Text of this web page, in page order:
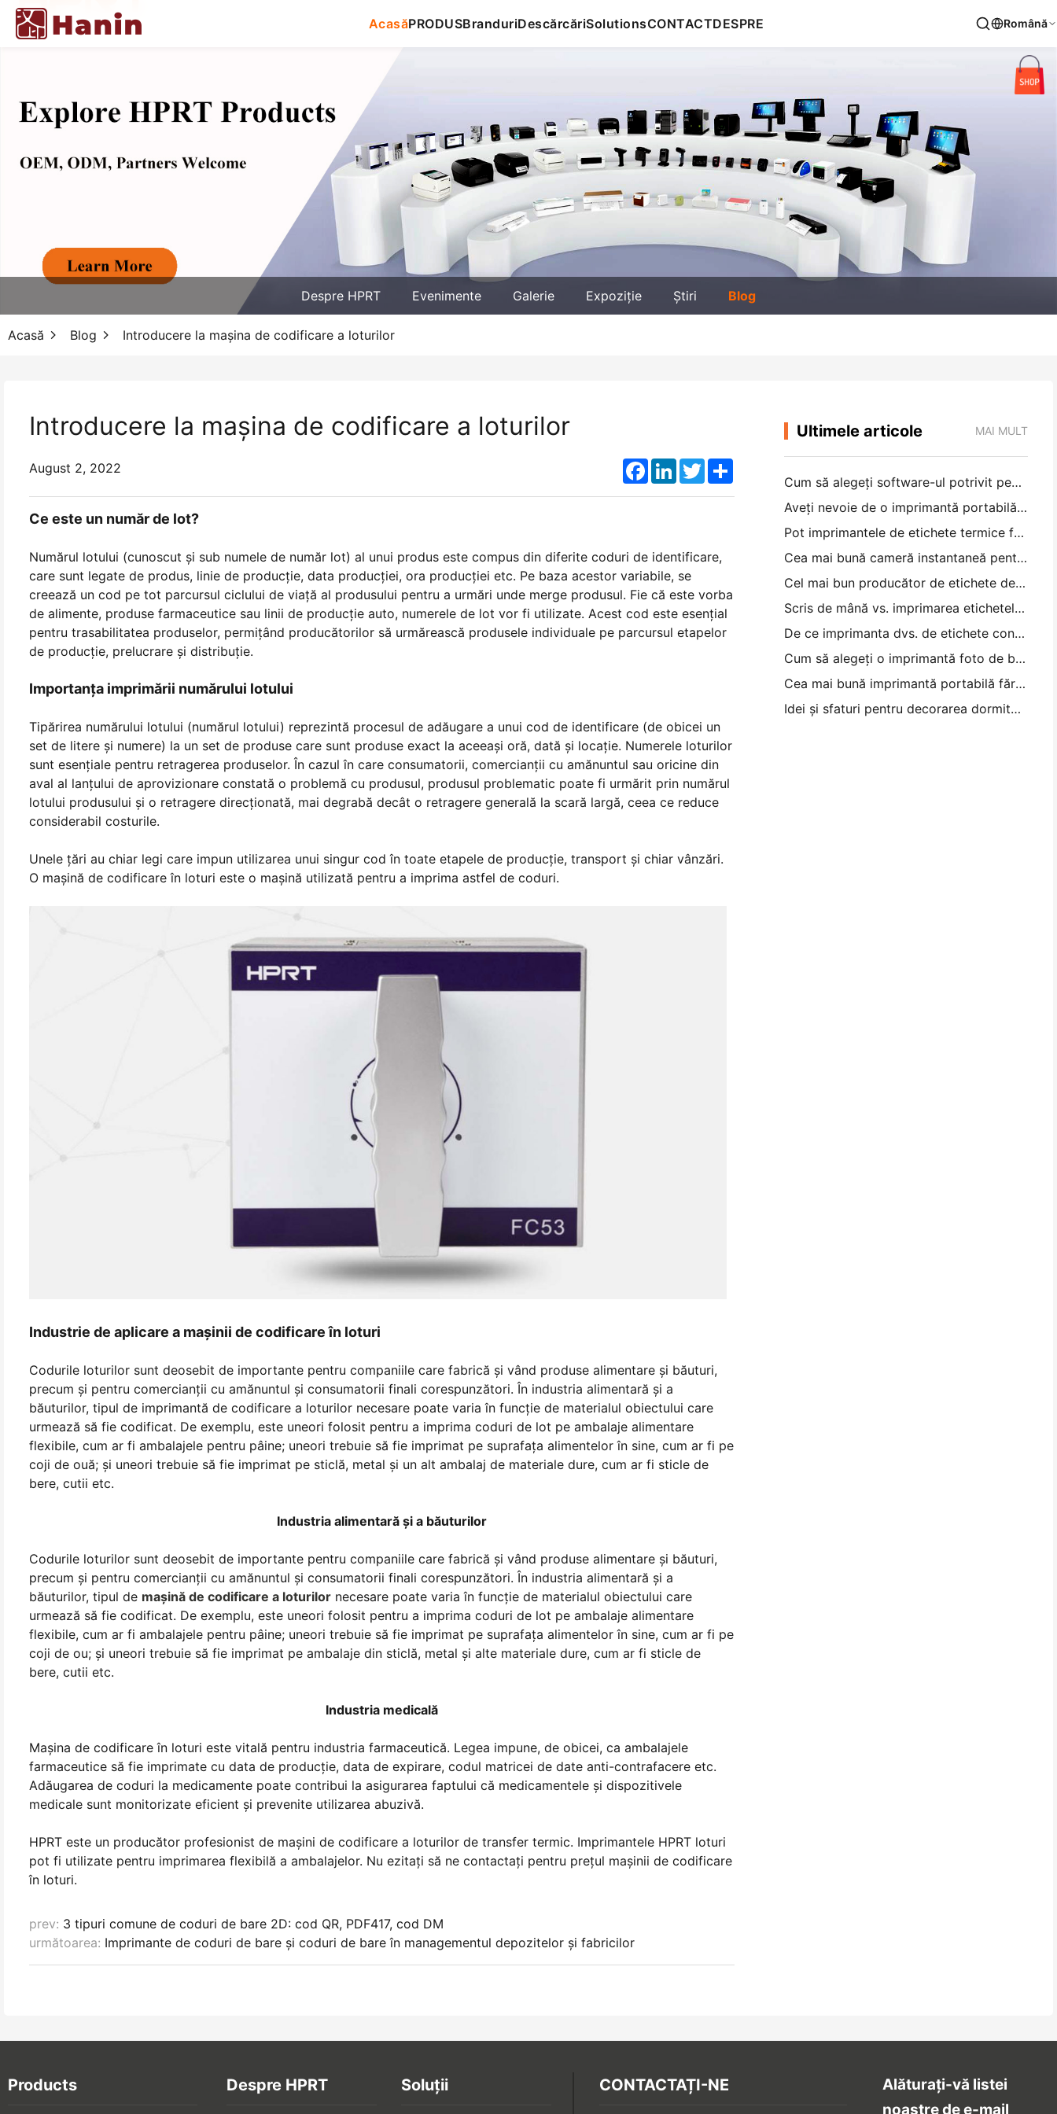
AcasăPRODUSBranduriDescărcăriSolutionsCONTACTDESPRE Română
Despre HPRT Evenimente Galerie Expoziţie Știri Blog
Acasă Blog Introducere la mașina de codificare a loturilor
Introducere la mașina de codificare a loturilor
August 2, 2022 Facebook
LinkedInTwitterShare
Ce este un număr de lot?
Numărul lotului (cunoscut și sub numele de număr lot) al unui produs este compus din diferite coduri de identificare,
care sunt legate de produs, linie de producție, data producției, ora producției etc. Pe baza acestor variabile, se
creează un cod pe tot parcursul ciclului de viață al produsului pentru a urmări unde merge produsul. Fie că este vorba
de alimente, produse farmaceutice sau linii de producție auto, numerele de lot vor fi utilizate. Acest cod este esențial
pentru trasabilitatea produselor, permițând producătorilor să urmărească produsele individuale pe parcursul etapelor
de producție, prelucrare și distribuție.
Importanţa imprimării numărului lotului
Tipărirea numărului lotului (numărul lotului) reprezintă procesul de adăugare a unui cod de identificare (de obicei un
set de litere și numere) la un set de produse care sunt produse exact la aceeași oră, dată și locație. Numerele loturilor
sunt esențiale pentru retragerea produselor. În cazul în care consumatorii, comercianții cu amănuntul sau oricine din
aval al lanțului de aprovizionare constată o problemă cu produsul, produsul problematic poate fi urmărit prin numărul
lotului produsului și o retragere direcționată, mai degrabă decât o retragere generală la scară largă, ceea ce reduce
considerabil costurile.
Unele țări au chiar legi care impun utilizarea unui singur cod în toate etapele de producție, transport și chiar vânzări.
O mașină de codificare în loturi este o mașină utilizată pentru a imprima astfel de coduri.
Industrie de aplicare a mașinii de codificare în loturi
Codurile loturilor sunt deosebit de importante pentru companiile care fabrică și vând produse alimentare și băuturi,
precum și pentru comercianții cu amănuntul și consumatorii finali corespunzători. În industria alimentară și a
băuturilor, tipul de imprimantă de codificare a loturilor necesare poate varia în funcție de materialul obiectului care
urmează să fie codificat. De exemplu, este uneori folosit pentru a imprima coduri de lot pe ambalaje alimentare
flexibile, cum ar fi ambalajele pentru pâine; uneori trebuie să fie imprimat pe suprafața alimentelor în sine, cum ar fi pe
coji de ouă; și uneori trebuie să fie imprimat pe sticlă, metal și un alt ambalaj de materiale dure, cum ar fi sticle de
bere, cutii etc.
Industria alimentară și a băuturilor
Codurile loturilor sunt deosebit de importante pentru companiile care fabrică și vând produse alimentare și băuturi,
precum și pentru comercianții cu amănuntul și consumatorii finali corespunzători. În industria alimentară și a
băuturilor, tipul de mașină de codificare a loturilor necesare poate varia în funcție de materialul obiectului care
urmează să fie codificat. De exemplu, este uneori folosit pentru a imprima coduri de lot pe ambalaje alimentare
flexibile, cum ar fi ambalajele pentru pâine; uneori trebuie să fie imprimat pe suprafața alimentelor în sine, cum ar fi pe
coji de ou; și uneori trebuie să fie imprimat pe ambalaje din sticlă, metal și alte materiale dure, cum ar fi sticle de
bere, cutii etc.
Industria medicală
Mașina de codificare în loturi este vitală pentru industria farmaceutică. Legea impune, de obicei, ca ambalajele
farmaceutice să fie imprimate cu data de producție, data de expirare, codul matricei de date anti-contrafacere etc.
Adăugarea de coduri la medicamente poate contribui la asigurarea faptului că medicamentele și dispozitivele
medicale sunt monitorizate eficient și prevenite utilizarea abuzivă.
HPRT este un producător profesionist de mașini de codificare a loturilor de transfer termic. Imprimantele HPRT loturi
pot fi utilizate pentru imprimarea flexibilă a ambalajelor. Nu ezitați să ne contactați pentru prețul mașinii de codificare
în loturi.
prev: 3 tipuri comune de coduri de bare 2D: cod QR, PDF417, cod DM
următoarea: Imprimante de coduri de bare și coduri de bare în managementul depozitelor și fabricilor
Ultimele articole MAI MULT
Cum să alegeți software-ul potrivit pentru restaurantul dvs. mic sau mediu
Aveți nevoie de o imprimantă portabilă A4 pentru facturile de depozit? Ce funcționează de fapt
Pot imprimantele de etichete termice face etichete impermeabile pentru produsele de afaceri mici?
Cea mai bună cameră instantaneă pentru începătorii care nu vor să irosească hârtia
Cel mai bun producător de etichete de culoare pentru jurnal și scrapbooking: adăugați mai multe culori la fiecare pagină
Scris de mână vs. imprimarea etichetelor de transport: sfaturi pentru întreprinderile mici în 2026
De ce imprimanta dvs. de etichete continuă să blocheze?
Cum să alegeți o imprimantă foto de buzunar: un ghid complet pentru utilizatorii de jurnal, călătorii și iPhone
Cea mai bună imprimantă portabilă fără cerneală pentru călătorii, școală și lucru mobil: Hanin MT620 Pro Review
Idei și sfaturi pentru decorarea dormitorului și a dormitorului
Products Despre HPRT Soluții CONTACTAȚI-NE
Alăturați-vă listei
noastre de e-mail